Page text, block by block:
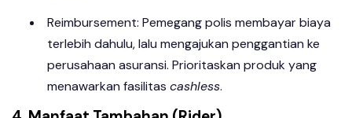
Reimbursement: Pemegang polis membayar biaya
terlebih dahulu, lalu mengajukan penggantian ke
perusahaan asuransi. Prioritaskan produk yang
menawarkan fasilitas cashless.